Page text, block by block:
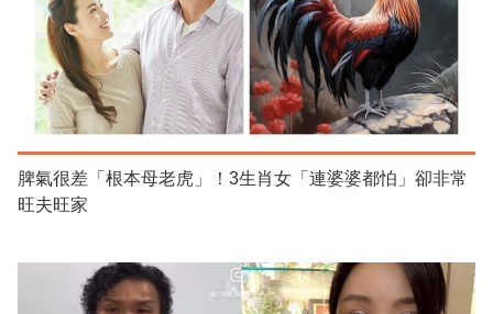
脾氣很差「根本母老虎」！3生肖女「連婆婆都怕」卻非常
旺夫旺家